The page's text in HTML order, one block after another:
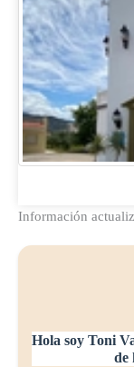
Información
Hola soy Toni
de